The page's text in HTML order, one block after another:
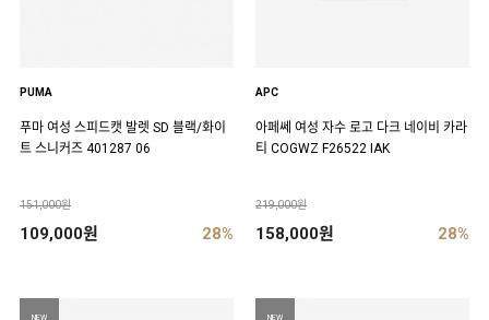
PUMA
푸마 여성 스피드캣 발렛 SD 블랙/화이
트 스니커즈 401287 06
151,000원
109,000원 28%
APC
아페쎄 여성 자수 로고 다크 네이비 카라
티 COGWZ F26522 IAK
219,000원
158,000원 28%
NEW NEW